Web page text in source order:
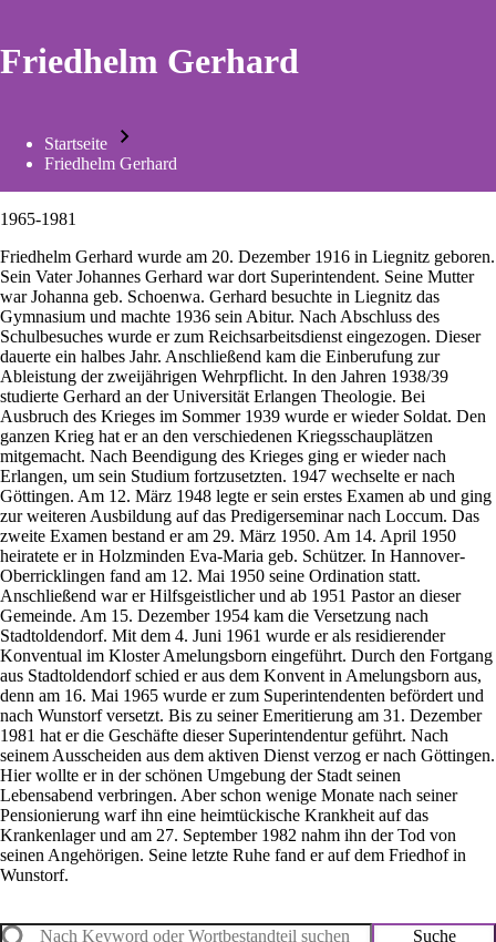
Friedhelm Gerhard
Pfadnavigation
Startseite
Friedhelm Gerhard
1965-1981
Friedhelm Gerhard wurde am 20. Dezember 1916 in Liegnitz geboren.
Sein Vater Johannes Gerhard war dort Superintendent. Seine Mutter
war Johanna geb. Schoenwa. Gerhard besuchte in Liegnitz das
Gymnasium und machte 1936 sein Abitur. Nach Abschluss des
Schulbesuches wurde er zum Reichsarbeitsdienst eingezogen. Dieser
dauerte ein halbes Jahr. Anschließend kam die Einberufung zur
Ableistung der zweijährigen Wehrpflicht. In den Jahren 1938/39
studierte Gerhard an der Universität Erlangen Theologie. Bei
Ausbruch des Krieges im Sommer 1939 wurde er wieder Soldat. Den
ganzen Krieg hat er an den verschiedenen Kriegsschauplätzen
mitgemacht. Nach Beendigung des Krieges ging er wieder nach
Erlangen, um sein Studium fortzusetzten. 1947 wechselte er nach
Göttingen. Am 12. März 1948 legte er sein erstes Examen ab und ging
zur weiteren Ausbildung auf das Predigerseminar nach Loccum. Das
zweite Examen bestand er am 29. März 1950. Am 14. April 1950
heiratete er in Holzminden Eva-Maria geb. Schützer. In Hannover-
Oberricklingen fand am 12. Mai 1950 seine Ordination statt.
Anschließend war er Hilfsgeistlicher und ab 1951 Pastor an dieser
Gemeinde. Am 15. Dezember 1954 kam die Versetzung nach
Stadtoldendorf. Mit dem 4. Juni 1961 wurde er als residierender
Konventual im Kloster Amelungsborn eingeführt. Durch den Fortgang
aus Stadtoldendorf schied er aus dem Konvent in Amelungsborn aus,
denn am 16. Mai 1965 wurde er zum Superintendenten befördert und
nach Wunstorf versetzt. Bis zu seiner Emeritierung am 31. Dezember
1981 hat er die Geschäfte dieser Superintendentur geführt. Nach
seinem Ausscheiden aus dem aktiven Dienst verzog er nach Göttingen.
Hier wollte er in der schönen Umgebung der Stadt seinen
Lebensabend verbringen. Aber schon wenige Monate nach seiner
Pensionierung warf ihn eine heimtückische Krankheit auf das
Krankenlager und am 27. September 1982 nahm ihn der Tod von
seinen Angehörigen. Seine letzte Ruhe fand er auf dem Friedhof in
Wunstorf.
Suche